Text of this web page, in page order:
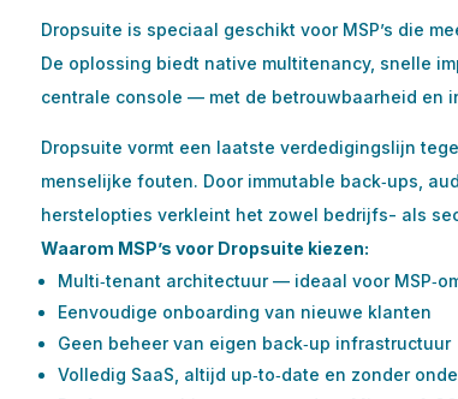
Dropsuite is speciaal geschikt voor MSP’s die
De oplossing biedt native multitenancy, snelle
centrale console — met de betrouwbaarheid en
Dropsuite vormt een laatste verdedigingslijn
menselijke fouten. Door immutable back‑ups,
herstelopties verkleint het zowel bedrijfs- als
Waarom MSP’s voor Dropsuite kiezen:
Multi‑tenant architectuur — ideaal voor
Eenvoudige onboarding van nieuwe klanten
Geen beheer van eigen back‑up infrastructuur
Volledig SaaS, altijd up‑to‑date en zonder